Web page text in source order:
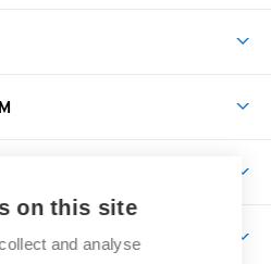
činnost
on this site
and analyse